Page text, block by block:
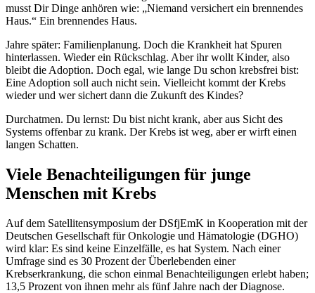
musst Dir Dinge anhören wie: „Niemand versichert ein brennendes
Haus.“ Ein brennendes Haus.
Jahre später: Familienplanung. Doch die Krankheit hat Spuren
hinterlassen. Wieder ein Rückschlag. Aber ihr wollt Kinder, also
bleibt die Adoption. Doch egal, wie lange Du schon krebsfrei bist:
Eine Adoption soll auch nicht sein. Vielleicht kommt der Krebs
wieder und wer sichert dann die Zukunft des Kindes?
Durchatmen. Du lernst: Du bist nicht krank, aber aus Sicht des
Systems offenbar zu krank. Der Krebs ist weg, aber er wirft einen
langen Schatten.
Viele Benachteiligungen für junge
Menschen mit Krebs
Auf dem Satellitensymposium der DSfjEmK in Kooperation mit der
Deutschen Gesellschaft für Onkologie und Hämatologie (DGHO)
wird klar: Es sind keine Einzelfälle, es hat System. Nach einer
Umfrage sind es 30 Prozent der Überlebenden einer
Krebserkrankung, die schon einmal Benachteiligungen erlebt haben;
13,5 Prozent von ihnen mehr als fünf Jahre nach der Diagnose.